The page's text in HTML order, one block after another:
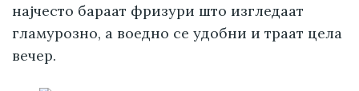
најчесто бараат фризури што изгледаат
гламурозно, а воедно се удобни и траат цела
вечер.